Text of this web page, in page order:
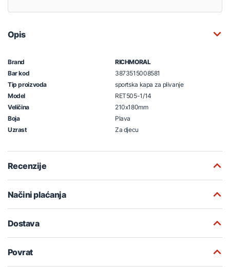
Opis
Brand
RICHMORAL
Bar kod
3873515008581
Tip proizvoda
sportska kapa za plivanje
Model
RET505-1/14
Veličina
210x180mm
Boja
Plava
Uzrast
Za djecu
Recenzije
Načini plaćanja
Dostava
Povrat